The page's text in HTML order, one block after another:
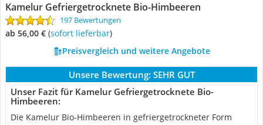
Kamelur Gefriergetrocknete Bio-Himbeeren
197 Bewertungen
ab 56,00 € ( Sofort lieferbar)
Preisvergleich und weitere Angebote
Unsere Bewertung: SEHR GUT
Unser Fazit für Kamelur Gefriergetrocknete Bio-
Himbeeren:
Die Kamelur Bio-Himbeeren in gefriergetrockneter Form